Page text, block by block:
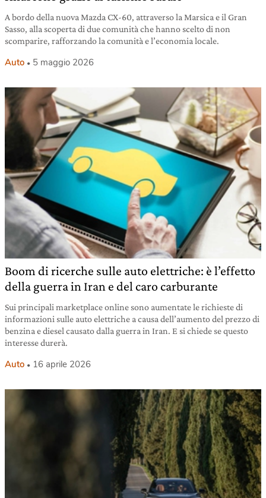
A bordo della nuova Mazda CX-60, attraverso la Marsica e il Gran
Sasso, alla scoperta di due comunità che hanno scelto di non
scomparire, rafforzando la comunità e l’economia locale.
Auto 5 maggio 2026
Boom di ricerche sulle auto elettriche: è l’effetto
della guerra in Iran e del caro carburante
Sui principali marketplace online sono aumentate le richieste di
informazioni sulle auto elettriche a causa dell’aumento del prezzo di
benzina e diesel causato dalla guerra in Iran. E si chiede se questo
interesse durerà.
Auto 16 aprile 2026